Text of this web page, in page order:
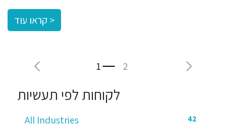
קראו עוד >
Previous Next
לקוחות לפי תעשיות
42
All Industries